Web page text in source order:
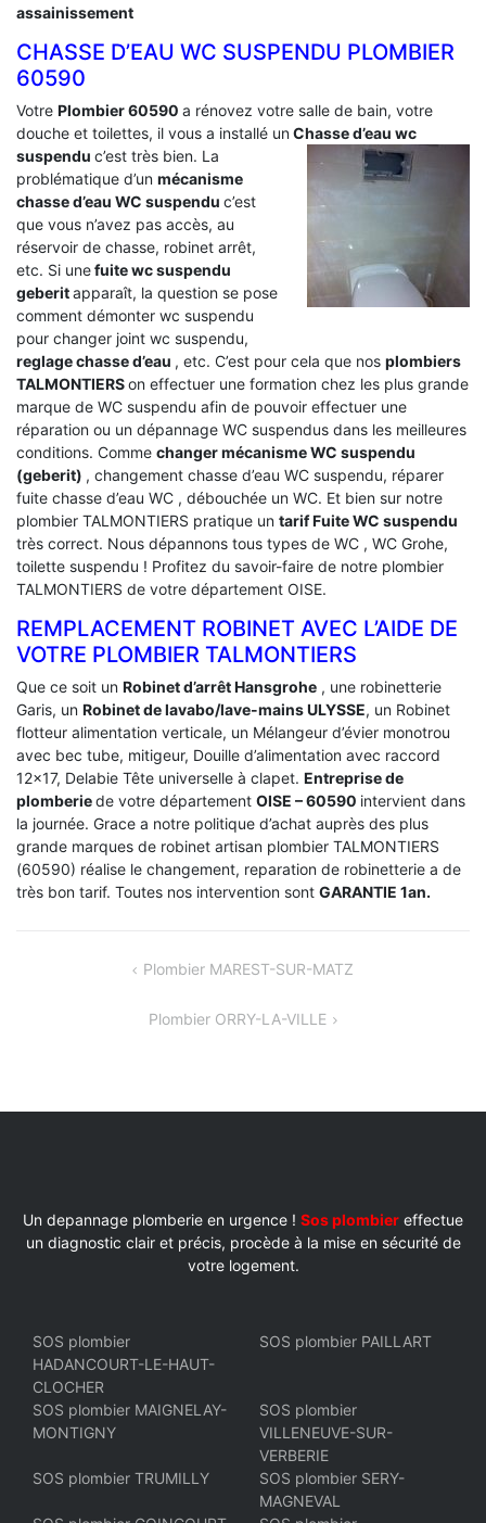
assainissement
CHASSE D’EAU WC SUSPENDU PLOMBIER
60590
Votre Plombier 60590 a rénovez votre salle de bain, votre
douche et toilettes, il vous a installé unChasse d’eau wc
suspendu c’est très bien. La
problématique d’un mécanisme
chasse d’eau WC suspendu c’est
que vous n’avez pas accès, au
réservoir de chasse, robinet arrêt,
etc. Si unefuite wc suspendu
geberitapparaît, la question se pose
comment démonter wc suspendu
pour changer joint wc suspendu,
reglage chasse d’eau , etc. C’est pour cela que nos plombiers
TALMONTIERSon effectuer une formation chez les plus grande
marque de WC suspendu afin de pouvoir effectuer une
réparation ou un dépannage WC suspendus dans les meilleures
conditions. Comme changer mécanisme WC suspendu
(geberit) , changement chasse d’eau WC suspendu, réparer
fuite chasse d’eau WC , débouchée un WC. Et bien sur notre
plombier TALMONTIERS pratique un tarif Fuite WC suspendu
très correct. Nous dépannons tous types de WC , WC Grohe,
toilette suspendu ! Profitez du savoir-faire de notre plombier
TALMONTIERS de votre département OISE.
REMPLACEMENT ROBINET AVEC L’AIDE DE
VOTRE PLOMBIER TALMONTIERS
Que ce soit un Robinet d’arrêt Hansgrohe , une robinetterie
Garis, un Robinet de lavabo/lave-mains ULYSSE, un Robinet
flotteur alimentation verticale, un Mélangeur d’évier monotrou
avec bec tube, mitigeur, Douille d’alimentation avec raccord
12×17, Delabie Tête universelle à clapet. Entreprise de
plomberiede votre département OISE – 60590 intervient dans
la journée. Grace a notre politique d’achat auprès des plus
grande marques de robinet artisan plombier TALMONTIERS
(60590) réalise le changement, reparation de robinetterie a de
très bon tarif. Toutes nos intervention sont GARANTIE 1an.
NAVIGATIONPlombier MAREST-SUR-MATZ
Plombier ORRY-LA-VILLE
Un depannage plomberie en urgence ! Sos plombier effectue
un diagnostic clair et précis, procède à la mise en sécurité de
votre logement.
SOS plombier
HADANCOURT-LE-HAUT-
CLOCHER
SOS plombier PAILLART
SOS plombier MAIGNELAY-
MONTIGNY
SOS plombier
VILLENEUVE-SUR-
VERBERIE
SOS plombier TRUMILLY
SOS plombier SERY-
MAGNEVAL